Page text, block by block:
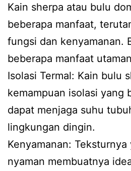
Kain sherpa atau bulu
beberapa manfaat,
fungsi dan kenyamanan.
beberapa manfaat
Isolasi Termal: Kain bulu
kemampuan isolasi yang
dapat menjaga suhu
lingkungan dingin.
Kenyamanan:
nyaman membuatnya